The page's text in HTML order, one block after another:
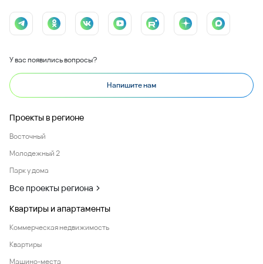
У вас появились вопросы?
Напишите нам
Проекты в регионе
Восточный
Молодежный 2
Парк у дома
Все проекты региона
Квартиры и апартаменты
Коммерческая недвижимость
Квартиры
Машино-места